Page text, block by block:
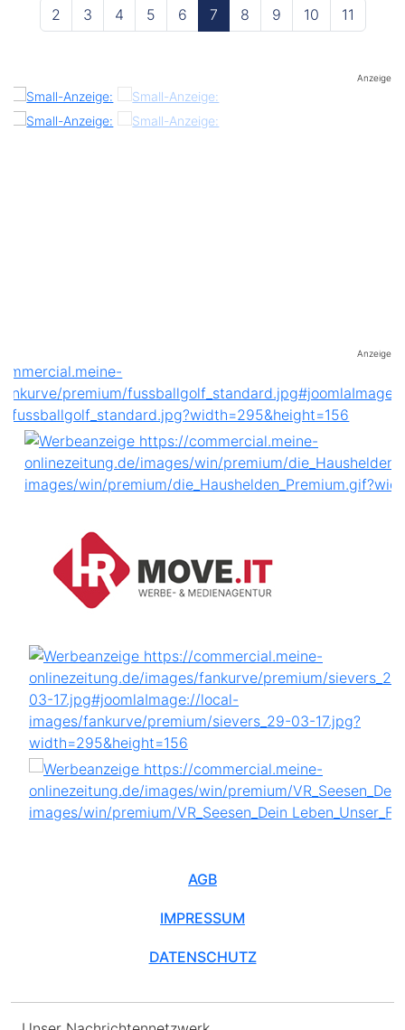
2 3 4 5 6 7 8 9 10 11
Anzeige
Anzeige
AGB
IMPRESSUM
DATENSCHUTZ